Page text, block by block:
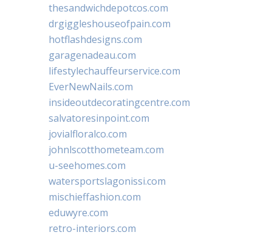
thesandwichdepotcos.com
drgiggleshouseofpain.com
hotflashdesigns.com
garagenadeau.com
lifestylechauffeurservice.com
EverNewNails.com
insideoutdecoratingcentre.com
salvatoresinpoint.com
jovialfloralco.com
johnlscotthometeam.com
u-seehomes.com
watersportslagonissi.com
mischieffashion.com
eduwyre.com
retro-interiors.com